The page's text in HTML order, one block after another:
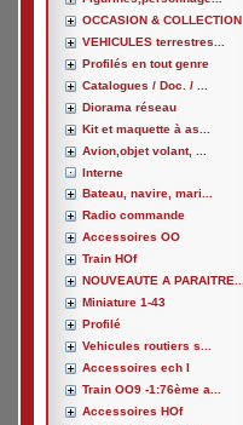
OCCASION & COLLECTION
VEHICULES terrestres...
Profilés en tout genre
Catalogues / Doc. / ...
Diorama réseau
Kit et maquette à as...
Avion,objet volant, ...
Interne
Bateau, navire, mari...
Radio commande
Accessoires OO
Train HOf
NOUVEAUTE A PARAITRE...
Miniature 1-43
Profilé
Vehicules routiers s...
Accessoires ech I
Train OO9 -1:76ème a...
Accessoires HOf